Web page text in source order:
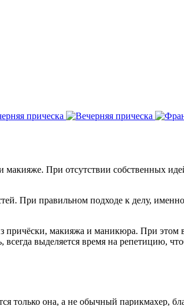
макияже. При отсутствии собственных
При правильном подходе к делу,
причёски, макияжа и маникюра. При
выделяется время на репетицию,
только она, а не обычный парикмахер,